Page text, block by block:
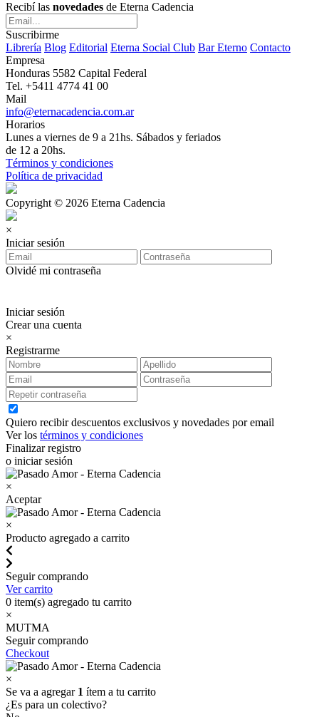
Recibí las novedades de Eterna Cadencia
Suscribirme
Librería Blog Editorial Eterna Social Club Bar Eterno Contacto
Empresa
Honduras 5582 Capital Federal
Tel. +5411 4774 41 00
Mail
info@eternacadencia.com.ar
Horarios
Lunes a viernes de 9 a 21hs. Sábados y feriados
de 12 a 20hs.
Términos y condiciones
Política de privacidad
Copyright © 2026 Eterna Cadencia
×
Iniciar sesión
Olvidé mi contraseña
Iniciar sesión
Crear una cuenta
×
Registrarme
Quiero recibir descuentos exclusivos y novedades por email
Ver los términos y condiciones
Finalizar registro
o iniciar sesión
×
Aceptar
×
Producto agregado a carrito
Seguir comprando
Ver carrito
0 item(s) agregado tu carrito
×
MUTMA
Seguir comprando
Checkout
×
Se va a agregar 1 ítem a tu carrito
¿Es para un colectivo?